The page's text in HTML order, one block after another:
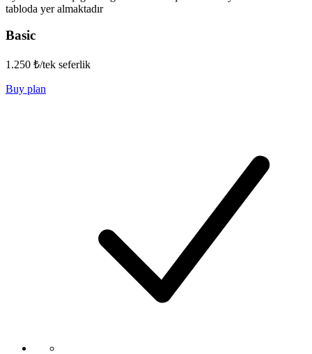
tabloda yer almaktadır
Basic
1.250 ₺/tek seferlik
Buy plan